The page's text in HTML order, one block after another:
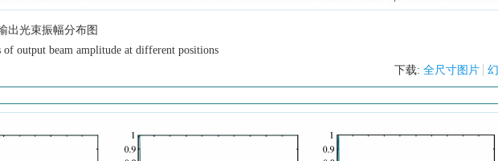
出光束振幅分布图
output beam amplitude at different positions
下载: 全尺寸图片